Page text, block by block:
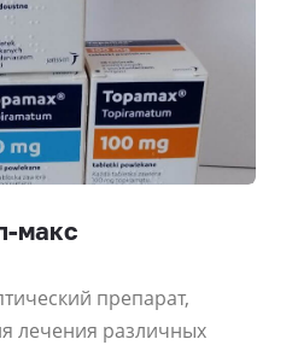
макс
препарат,
лечения различных